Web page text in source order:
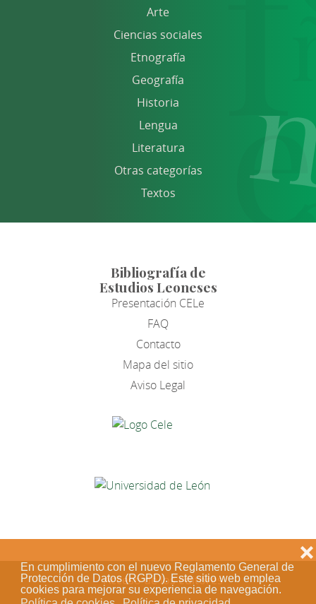
En cumplimiento con el nuevo Reglamento General de
Protección de Datos (RGPD). Este sitio web emplea
cookies para mejorar su experiencia de navegación.
❌
Arte
Ciencias sociales
Etnografía
Geografía
Historia
Lengua
Literatura
Otras categorías
Textos
Bibliografía de
Estudios Leoneses
Presentación CELe
FAQ
Contacto
Mapa del sitio
Aviso Legal
Acceso de los editores